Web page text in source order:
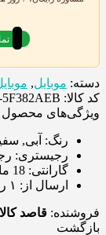
(0921
دسته: موبایل,
کد کالا: SKU-5F382AEB
ویژگی‌های محصول
رنگ: آبی,
رجیستری:
گارانتی: 18 ماهه به همراه کد رجیستری
ارسال از: ۱ روز کاری آینده
فروشنده: قاصد کالا
بازگشت